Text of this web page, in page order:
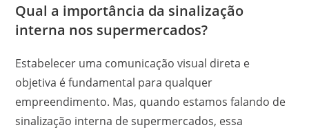
Qual a importância da sinalização
interna nos supermercados?
Estabelecer uma comunicação visual direta e
objetiva é fundamental para qualquer
empreendimento. Mas, quando estamos falando de
sinalização interna de supermercados, essa